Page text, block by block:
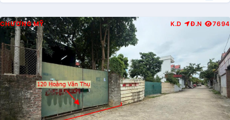
CHƯƠNG MỸ K.D Đ.N 7694